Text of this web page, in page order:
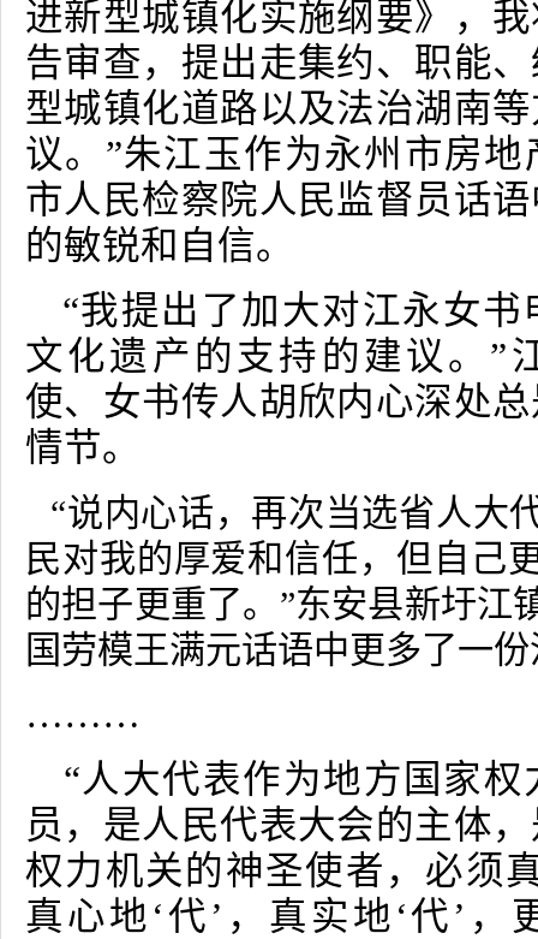
进新型城镇化实施纲要》，
告审查，提出走集约、职能
型城镇化道路以及法治湖南
议。”朱江玉作为永州市房
市人民检察院人民监督员话
的敏锐和自信。
“我提出了加大对江永女
文化遗产的支持的建议。”
使、女书传人胡欣内心深处
情节。
“说内心话，再次当选省人大
民对我的厚爱和信任，但自己
的担子更重了。”东安县新圩江
国劳模王满元话语中更多了一
………
“人大代表作为地方国家
员，是人民代表大会的主体
权力机关的神圣使者，必须
真心地‘代’，真实地‘代’，